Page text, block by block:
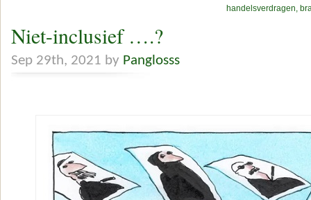
handelsverdragen,
Niet-inclusief ….?
Sep 29th, 2021 by Panglosss